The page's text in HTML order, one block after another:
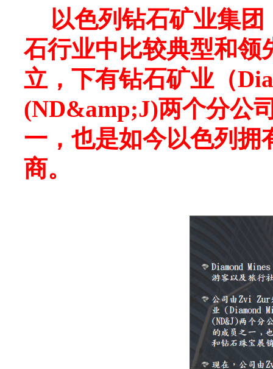
以色列钻石矿业集
石行业中比较典型和领
立，下有钻石矿业（
(ND&amp;J)两个分公
一，也是如今以色列拥
商。